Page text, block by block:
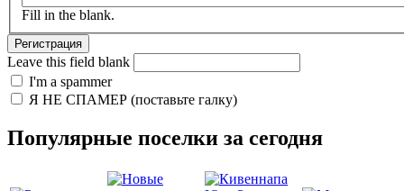
Fill in the blank.
Leave this field blank
I'm a spammer
Я НЕ СПАМЕР (поставьте галку)
Популярные поселки за сегодня